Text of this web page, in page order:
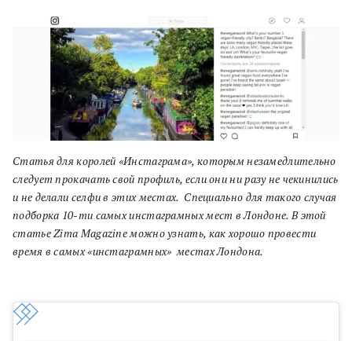
Статья для королей «Инстаграма», которым незамедлительно
следует прокачать свой профиль, если они ни разу не чекинились
и не делали селфи в этих местах. Специально для такого случая
подборка 10-ти самых инстаграмных мест в Лондоне. В этой
статье Zima Magazine можно узнать, как хорошо провести
время в самых «инстаграмных» местах Лондона.